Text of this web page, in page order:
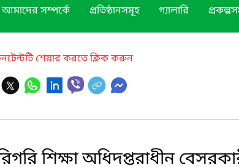
আমাদের সম্পর্কে
প্রতিষ্ঠানসমূহ গ্যালারি
শেয়ার করতে ক্লিক করুন
শিক্ষা অধিদপ্তরাধীন